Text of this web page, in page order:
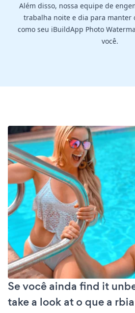
Além disso, nossa equipe de
trabalha noite e dia para manter
como seu iBuildApp Photo
você.
Se você ainda find it
take a look at o que a